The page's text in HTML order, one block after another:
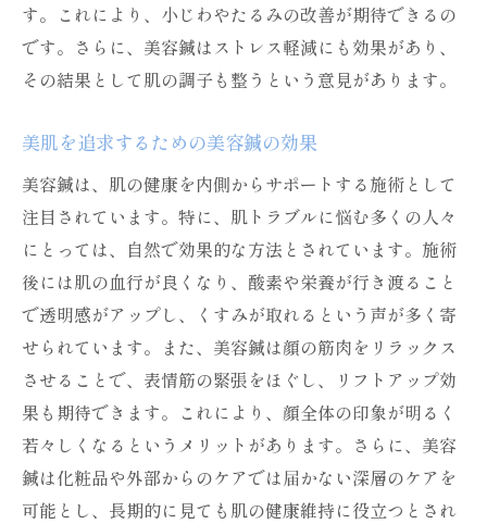
す。これにより、小じわやたるみの改善が期待できるの
です。さらに、美容鍼はストレス軽減にも効果があり、
その結果として肌の調子も整うという意見があります。
美肌を追求するための美容鍼の効果
美容鍼は、肌の健康を内側からサポートする施術として
注目されています。特に、肌トラブルに悩む多くの人々
にとっては、自然で効果的な方法とされています。施術
後には肌の血行が良くなり、酸素や栄養が行き渡ること
で透明感がアップし、くすみが取れるという声が多く寄
せられています。また、美容鍼は顔の筋肉をリラックス
させることで、表情筋の緊張をほぐし、リフトアップ効
果も期待できます。これにより、顔全体の印象が明るく
若々しくなるというメリットがあります。さらに、美容
鍼は化粧品や外部からのケアでは届かない深層のケアを
可能とし、長期的に見ても肌の健康維持に役立つとされ